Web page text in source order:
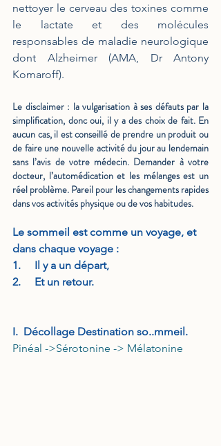
nettoyer le cerveau des toxines comme
le lactate et des molécules
responsables de maladie neurologique
dont Alzheimer (AMA, Dr Antony
Komaroff).
Le disclaimer : la vulgarisation à ses défauts par la
simplification, donc oui, il y a des choix de fait. En
aucun cas, il est conseillé de prendre un produit ou
de faire une nouvelle activité du jour au lendemain
sans l’avis de votre médecin. Demander à votre
docteur, l’automédication et les mélanges est un
réel problème. Pareil pour les changements rapides
dans vos activités physique ou de vos habitudes.
Le sommeil est comme un voyage, et
dans chaque voyage :
1.     Il y a un départ,
2.     Et un retour.
I.  Décollage Destination so..mmeil.
Pinéal ->Sérotonine -> Mélatonine